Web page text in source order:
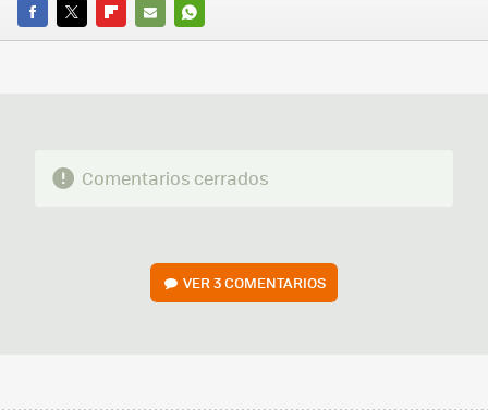
FACEBOOK
TWITTERFLIPBOARD
E-
WHATSAPP
Comentarios cerrados
VER3 COMENTARIOS